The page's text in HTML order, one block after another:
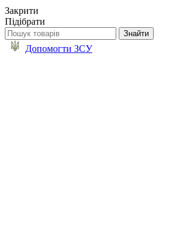
Закрити
Підібрати
Допомогти ЗСУ